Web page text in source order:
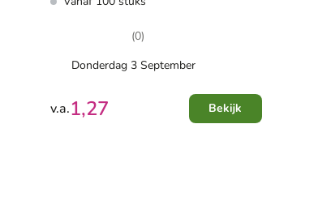
(0)
Donderdag 3 September
v.a.1,27 Bekijk